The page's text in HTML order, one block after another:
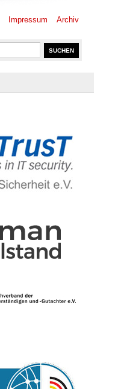
Impressum Archiv